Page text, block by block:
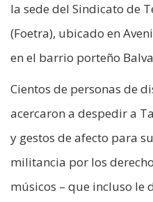
la sede del Sindicato de
(Foetra), ubicado en
en el barrio porteño
Cientos de personas de
acercaron a despedir a
y gestos de afecto para
militancia por los
músicos – que incluso le